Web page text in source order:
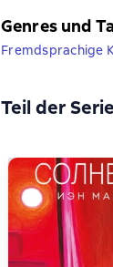
Genres und
Fremdsprachige
Teil der Serie